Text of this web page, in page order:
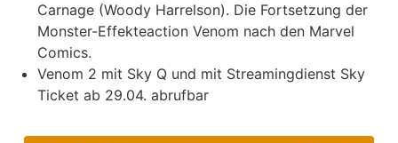
Carnage (Woody Harrelson). Die Fortsetzung der
Monster-Effekteaction Venom nach den Marvel
Comics.
Venom 2 mit Sky Q und mit Streamingdienst Sky
Ticket ab 29.04. abrufbar